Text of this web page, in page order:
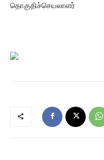
தொகுதிச்செயலாளர்